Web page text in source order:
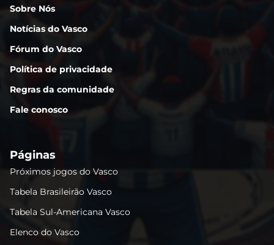
Sobre Nós
Notícias do Vasco
Fórum do Vasco
Política de privacidade
Regras da comunidade
Fale conosco
Páginas
Próximos jogos do Vasco
Tabela Brasileirão Vasco
Tabela Sul-Americana Vasco
Elenco do Vasco